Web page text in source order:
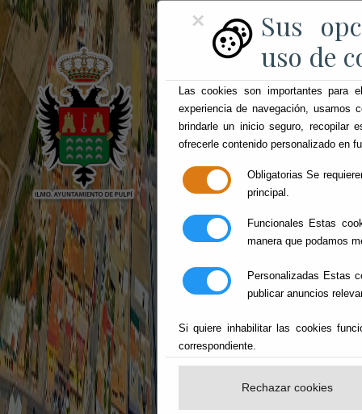
×
Sus
uso de
Las cookies son importantes para
experiencia de navegación, usamos
brindarle un inicio seguro, recopilar
ofrecerle contenido personalizado en
Obligatorias Se
principal.
Funcionales Estas
manera que podamos
Personalizadas Estas
publicar anuncios
Si quiere inhabilitar las cookies
correspondiente.
Rechazar cookies